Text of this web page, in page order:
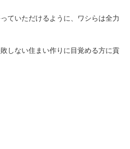
ていただけるように、ワシらは全力
しない住まい作りに目覚める方に貢